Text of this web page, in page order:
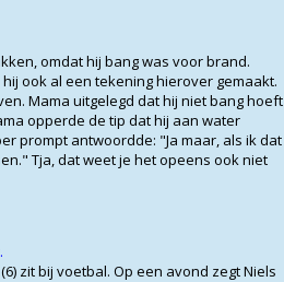
omdat hij bang was voor brand.
ook al een tekening hierover gemaakt.
Mama uitgelegd dat hij niet bang hoeft
opperde de tip dat hij aan water
prompt antwoordde: "Ja maar, als ik dat
Tja, dat weet je het opeens ook niet
zit bij voetbal. Op een avond zegt Niels